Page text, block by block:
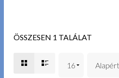
ÖSSZESEN 1 TALÁLAT